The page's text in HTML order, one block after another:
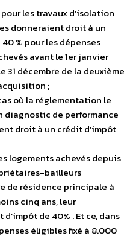
les travaux d’isolation
donneraient droit à un
% pour les dépenses
avant le 1er janvier
31 décembre de la deuxième
;
où la réglementation le
diagnostic de performance
droit à un crédit d’impôt
logements achevés depuis
bailleurs
de résidence principale à
cinq ans, leur
de 40% . Et ce, dans
éligibles fixé à 8.000